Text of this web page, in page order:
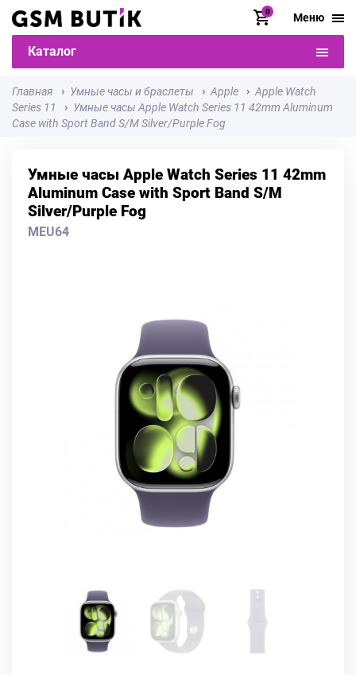
0 Меню
Каталог
Главная Умные часы и браслеты Apple
Apple Watch
Series 11
Умные часы Apple Watch Series 11 42mm Aluminum
Case with Sport Band S/M Silver/Purple Fog
Умные часы Apple Watch Series 11 42mm
Aluminum Case with Sport Band S/M
Silver/Purple Fog
MEU64